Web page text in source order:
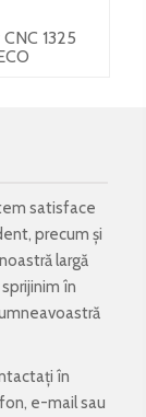
1325
satisface
precum și
largă
în
în
e-mail sau